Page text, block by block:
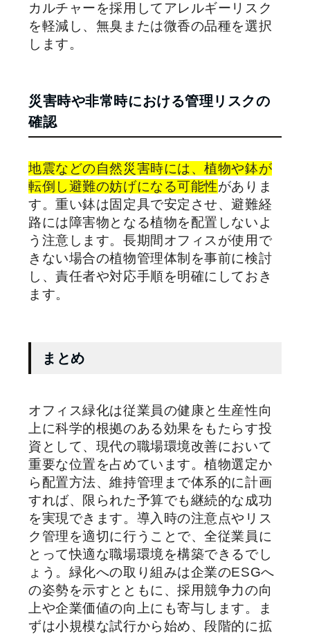
カルチャーを採用してアレルギーリスク
を軽減し、無臭または微香の品種を選択
します。
災害時や非常時における管理リスクの
確認
地震などの自然災害時には、植物や鉢が
転倒し避難の妨げになる可能性がありま
す。重い鉢は固定具で安定させ、避難経
路には障害物となる植物を配置しないよ
う注意します。長期間オフィスが使用で
きない場合の植物管理体制を事前に検討
し、責任者や対応手順を明確にしておき
ます。
まとめ
オフィス緑化は従業員の健康と生産性向
上に科学的根拠のある効果をもたらす投
資として、現代の職場環境改善において
重要な位置を占めています。植物選定か
ら配置方法、維持管理まで体系的に計画
すれば、限られた予算でも継続的な成功
を実現できます。導入時の注意点やリス
ク管理を適切に行うことで、全従業員に
とって快適な職場環境を構築できるでし
ょう。緑化への取り組みは企業のESGへ
の姿勢を示すとともに、採用競争力の向
上や企業価値の向上にも寄与します。ま
ずは小規模な試行から始め、段階的に拡